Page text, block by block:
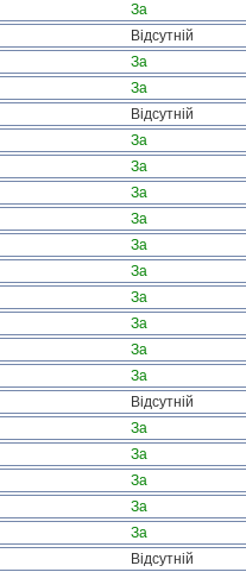
За
Відсутній
За
За
Відсутній
За
За
За
За
За
За
За
За
За
За
Відсутній
За
За
За
За
За
Відсутній